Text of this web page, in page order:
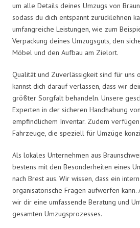
um alle Details deines Umzugs von
sodass du dich entspannt zurücklehnen
umfangreiche Leistungen, wie zum
Verpackung deines Umzugsguts, den
Möbel und den Aufbau am Zielort.
Qualität und Zuverlässigkeit sind für uns
kannst dich darauf verlassen, dass wir
größter Sorgfalt behandeln. Unsere
Experten in der sicheren Handhabung
empfindlichem Inventar. Zudem
Fahrzeuge, die speziell für Umzüge
Als lokales Unternehmen aus
bestens mit den Besonderheiten eines
nach Brest aus. Wir wissen, dass ein
organisatorische Fragen aufwerfen kann.
wir dir eine umfassende Beratung und
gesamten Umzugsprozesses.